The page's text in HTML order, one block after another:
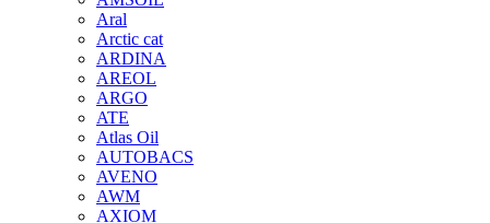
Aral
Arctic cat
ARDINA
AREOL
ARGO
ATE
Atlas Oil
AUTOBACS
AVENO
AWM
AXIOM